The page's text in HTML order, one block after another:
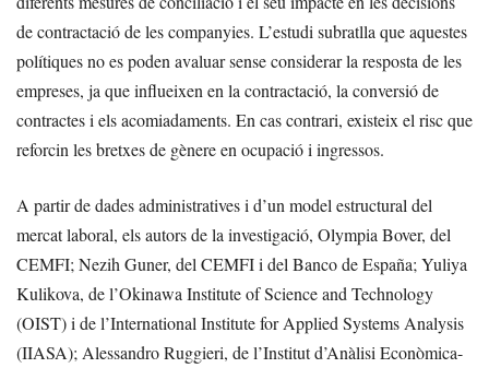
de contractació de les companyies. L’estudi subratlla que aquestes
polítiques no es poden avaluar sense considerar la resposta de les
empreses, ja que influeixen en la contractació, la conversió de
contractes i els acomiadaments. En cas contrari, existeix el risc que
reforcin les bretxes de gènere en ocupació i ingressos.
A partir de dades administratives i d’un model estructural del
mercat laboral, els autors de la investigació, Olympia Bover, del
CEMFI; Nezih Guner, del CEMFI i del Banco de España; Yuliya
Kulikova, de l’Okinawa Institute of Science and Technology
(OIST) i de l’International Institute for Applied Systems Analysis
(IIASA); Alessandro Ruggieri, de l’Institut d’Anàlisi Econòmica-